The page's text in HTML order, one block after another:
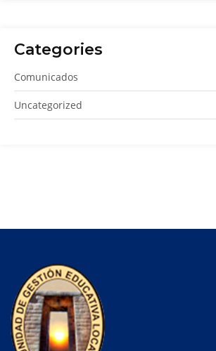
Categories
Comunicados
Uncategorized